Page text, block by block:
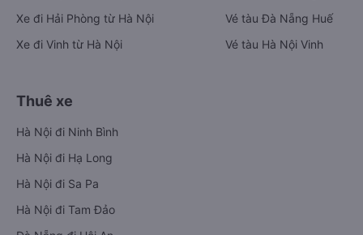
Xe đi Hải Phòng từ Hà Nội
Xe đi Vinh từ Hà Nội
Vé tàu Đà Nẵng Huế
Vé tàu Hà Nội Vinh
Thuê xe
Hà Nội đi Ninh Bình
Hà Nội đi Hạ Long
Hà Nội đi Sa Pa
Hà Nội đi Tam Đảo